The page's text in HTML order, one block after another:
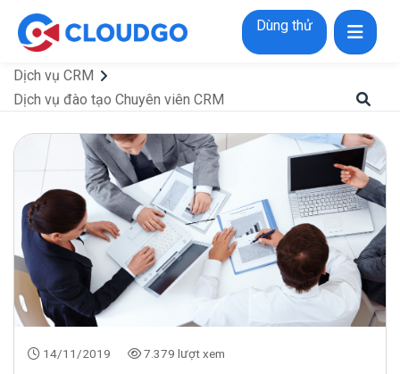
Dùng thử
Dịch vụ CRM
Dịch vụ đào tạo Chuyên viên CRM
14/11/2019 7.379 lượt xem